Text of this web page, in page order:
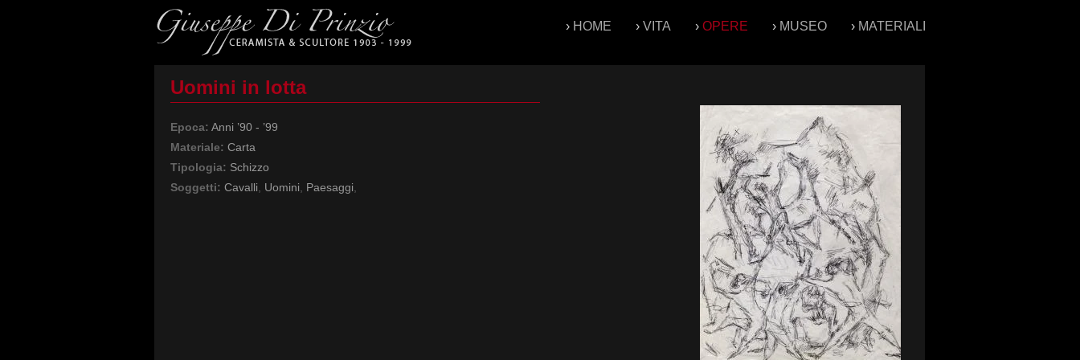
› HOME › VITA › OPERE › MUSEO › MATERIALI
Uomini in lotta
Epoca: Anni ’90 - ’99
Materiale: Carta
Tipologia: Schizzo
Soggetti: Cavalli Uomini Paesaggi